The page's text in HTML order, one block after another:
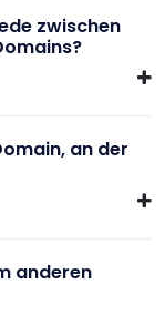
zwischen
an der
anderen